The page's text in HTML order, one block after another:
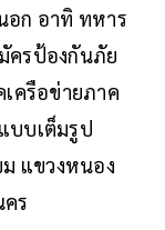
อก อาทิ ทหาร
ครป้องกันภัย
ครือข่ายภาค
บบเต็มรูป
แขวงหนอง
ร